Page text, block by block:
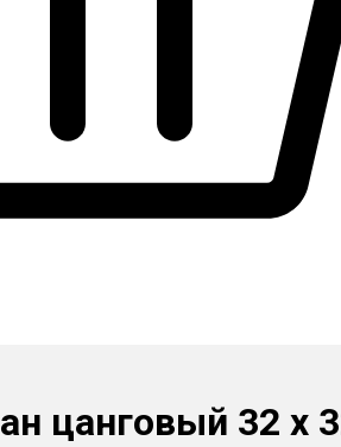
цанговый 32 х